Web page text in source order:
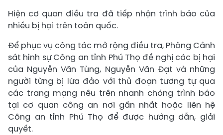
Hiện cơ quan điều tra đã tiếp nhận trình báo của
nhiều bị hại trên toàn quốc.
Để phục vụ công tác mở rộng điều tra, Phòng Cảnh
sát hình sự Công an tỉnh Phú Thọ đề nghị các bị hại
của Nguyễn Văn Tùng, Nguyễn Văn Đạt và những
người từng bị lừa đảo với thủ đoạn tương tự qua
các trang mạng nêu trên nhanh chóng trình báo
tại cơ quan công an nơi gần nhất hoặc liên hệ
Công an tỉnh Phú Thọ để được hướng dẫn, giải
quyết.